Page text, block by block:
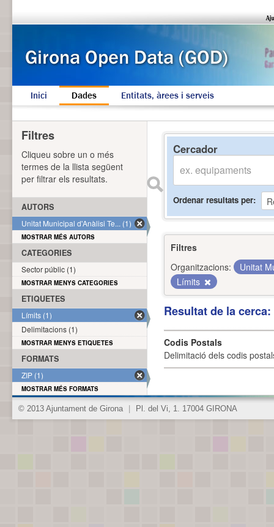
Inici Dades Entitats, àrees i serveis
Cercador
Ordenar resultats per
Filtres
Organitzacions:
Unitat
Límits
Resultat de la
Codis Postals
Delimitació dels codis
Filtres
Cliqueu sobre un o més
termes de la llista següent
per filtrar els resultats.
AUTORS
Unitat Municipal d'Anàlisi Te... (1)
MOSTRAR MÉS AUTORS
CATEGORIES
Sector públic (1)
MOSTRAR MENYS CATEGORIES
ETIQUETES
Límits (1)
Delimitacions (1)
MOSTRAR MENYS ETIQUETES
FORMATS
ZIP (1)
MOSTRAR MÉS FORMATS
© 2013 Ajuntament de Girona Pl. del Vi, 1. 17004 GIRONA